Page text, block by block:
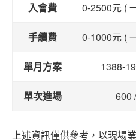
入會費 0-2500元 (
手續費 0-1000元 (
單月方案 1388-
單次進場 600
上述資訊僅供參考，以現場